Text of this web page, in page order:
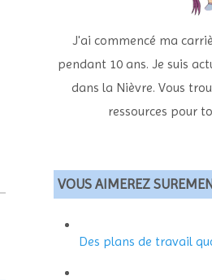
J'ai commencé ma
pendant 10 ans. Je suis
dans la Nièvre. Vous
ressources pour
VOUS AIMEREZ
Des plans de travail